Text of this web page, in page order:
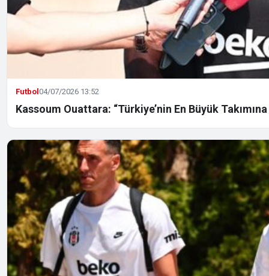
Futbol04/07/2026 13:52
Kassoum Ouattara: “Türkiye’nin En Büyük